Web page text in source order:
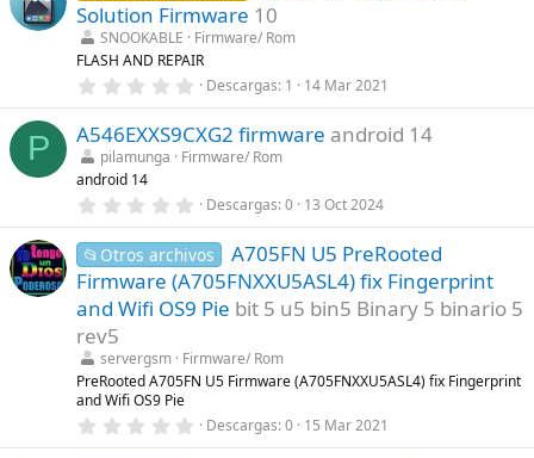
s
)
s
t
r
e
l
(
s
Solution Firmware 10
SNOOKABLE
Firmware/ Rom
FLASH AND REPAIR
0
0
e
s
r
l
l
a
(
s
)
Descargas 1 14 Mar 2021
P A546EXXS9CXG2 firmware android 14
pilamunga
Firmware/ Rom
android 14
0
0
e
s
t
r
l
l
a
s
Descargas 0 13 Oct 2024
📂Otros archivos
A705FN U5 PreRooted
Firmware (A705FNXXU5ASL4) fix Fingerprint
and Wifi OS9 Pie bit 5 u5 bin5 Binary 5 binario 5
rev5
servergsm Firmware/ Rom
PreRooted A705FN U5 Firmware (A705FNXXU5ASL4) fix Fingerprint
and Wifi OS9 Pie
0 Descargas 0 15 Mar 2021